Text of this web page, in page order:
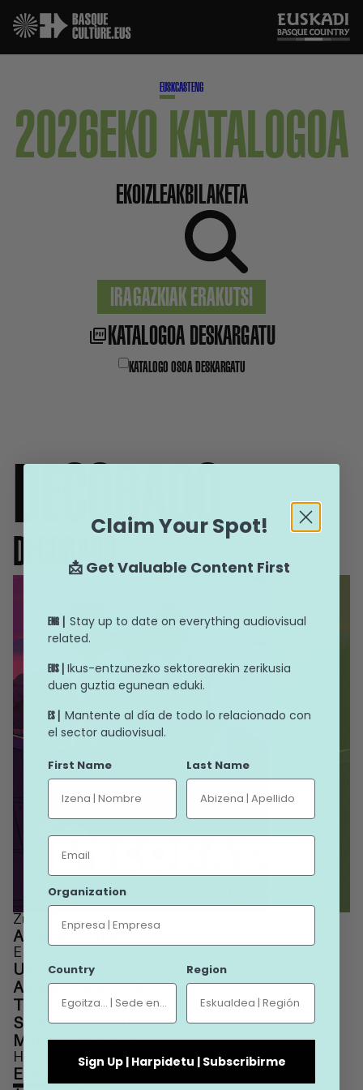
EUSKCASTENG
2026EKO KATALOGOA
EKOIZLEAKBILAKETA
IRAGAZKIAK ERAKUTSI
KATALOGOA DESKARGATU
KATALOGO OSOA DESKARGATU
DECORADO
DECORADO
Zuzendaria
Alberto Vázquez
Ekoizlea
UNIKO
Abano Producións
The Glow Animation Studio
Sardinha Em Lata
María y Arnold A.I.E
Hizkuntza (jatorrizko bertsioa)
Euskera
Claim Your Spot!
📩 Get Valuable Content First
ENG |
Stay up to date on everything audiovisual
related.
EUS | Ikus-entzunezko sektorearekin zerikusia
duen guztia egunean eduki.
ES |
Mantente al día de todo lo relacionado con
el sector audiovisual.
First Name Last Name
Email
Organization
Country Region
Sign Up | Harpidetu | Subscribirme